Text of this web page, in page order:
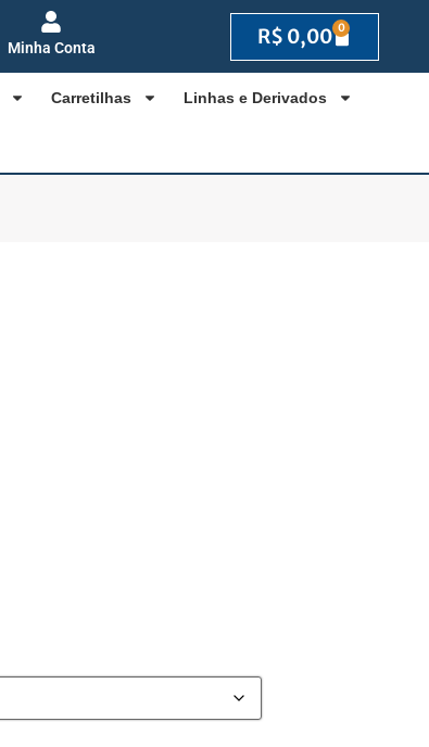
Minha Conta R$ 0,00 0
Carretilhas Linhas e Derivados